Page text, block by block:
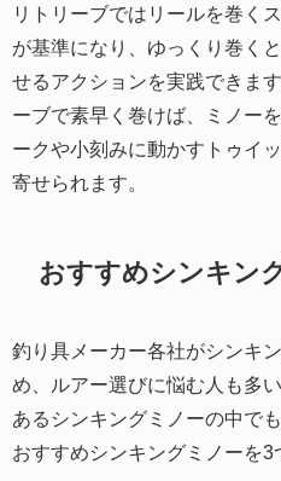
リトリーブではリールを巻く
が基準になり、ゆっくり巻く
せるアクションを実践できま
ーブで素早く巻けば、ミノー
ークや小刻みに動かすトゥイ
寄せられます。
おすすめシンキン
釣り具メーカー各社がシンキ
め、ルアー選びに悩む人も多
あるシンキングミノーの中で
おすすめシンキングミノーを3